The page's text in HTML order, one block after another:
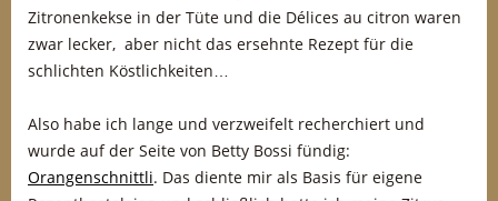
Zitronenkekse in der Tüte und die Délices au citron waren
zwar lecker, aber nicht das ersehnte Rezept für die
schlichten Köstlichkeiten…
Also habe ich lange und verzweifelt recherchiert und
wurde auf der Seite von Betty Bossi fündig:
Orangenschnittli. Das diente mir als Basis für eigene